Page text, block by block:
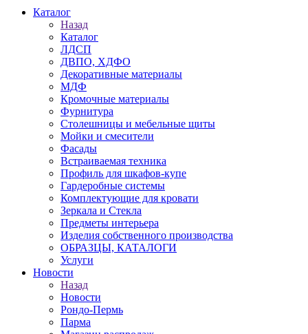
Каталог
Назад
Каталог
ЛДСП
ДВПО, ХДФО
Декоративные материалы
МДФ
Кромочные материалы
Фурнитура
Столешницы и мебельные щиты
Мойки и смесители
Фасады
Встраиваемая техника
Профиль для шкафов-купе
Гардеробные системы
Комплектующие для кровати
Зеркала и Стекла
Предметы интерьера
Изделия собственного производства
ОБРАЗЦЫ, КАТАЛОГИ
Услуги
Новости
Назад
Новости
Рондо-Пермь
Парма